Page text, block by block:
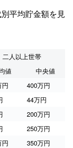
平均貯金額を見
二人以上世帯
値
中央値
円
400万円
44万円
200万円
250万円
円
350万円